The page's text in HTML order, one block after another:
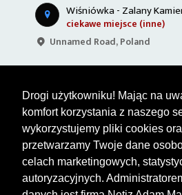
Drogi użytkowniku! Mając na
komfort korzystania z naszego
wykorzystujemy pliki cookies
przetwarzamy Twoje dane
celach marketingowych,
autoryzacyjnych.
Wiśniówka - Zalany
ciekawe miejsce (inne)
Unnamed Road, Poland
Warto zobaczyć Serwisy
Bary Zakwaterowanie Tory Zloty
Targi Giełdy Szkolenia
FOLLOW US